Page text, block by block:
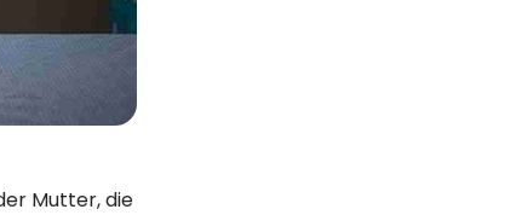
Mutter, die